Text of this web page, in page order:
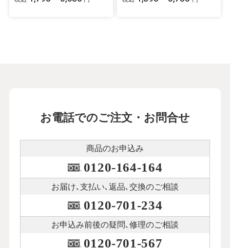
お電話でのご注文・お問合せ
商品のお申込み
0120-164-164
お届け､支払い､ 返品､交換のご相談
0120-701-234
お申込み前後の疑問､修理のご相談
0120-701-567